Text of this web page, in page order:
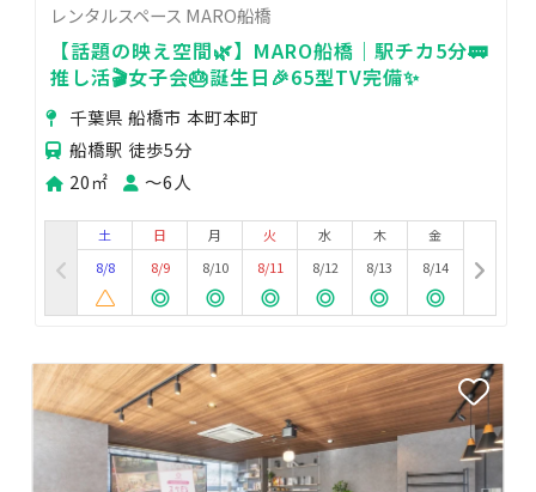
レンタルスペース MARO船橋
【話題の映え空間🌿】MARO船橋｜駅チカ5分🚃
推し活🎬女子会🎂誕生日🎉65型TV完備✨
千葉県 船橋市 本町本町
船橋駅 徒歩5分
20㎡
〜6人
土
8/8
日
8/9
月
8/10
火
8/11
水
8/12
木
8/13
金
8/14